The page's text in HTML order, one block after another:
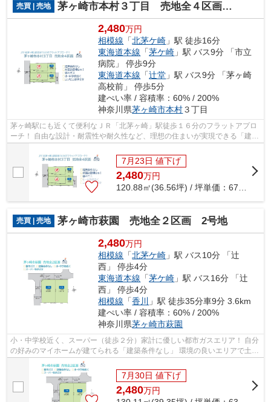
売買 | 売地 茅ヶ崎市本村３丁目 売地全４区画 4号地
2,480万円
相模線 「北茅ケ崎 」駅 徒歩16分
東海道本線 「茅ケ崎 」駅 バス9分 「市立
病院」 停歩9分
東海道本線 「辻堂 」駅 バス9分 「茅ヶ崎
高校前」 停歩5分
建ぺい率 / 容積率：60% / 200%
神奈川県茅ヶ崎市本村３丁目
茅ヶ崎駅にも近くて便利なＪＲ「北茅ヶ崎」駅徒歩１６分のフラットアプロ
ーチ！ 自由な設計・耐震性や耐久性など、理想の住まいが実現できる「建築
7月23日 値下げ
2,480万円
120.88㎡(36.56坪) / 坪単価：67.83
売買 | 売地 茅ヶ崎市萩園 売地全２区画 2号地
2,480万円
相模線 「北茅ケ崎 」駅 バス10分 「辻
西」 停歩4分
東海道本線 「茅ケ崎 」駅 バス16分 「辻
西」 停歩4分
相模線 「香川
」駅 徒歩35分車9分 3.6km
建ぺい率 / 容積率：60% / 200%
神奈川県茅ヶ崎市萩園
小・中学校近く、スーパー（徒歩２分）家計に優しい都市ガスエリア！ 自分
の好みのマイホームが建てられる「建築条件なし」 環境の良いエリアで土地
をお探しなら、ぜひお見逃しのない...
7月30日 値下げ
2,480万円